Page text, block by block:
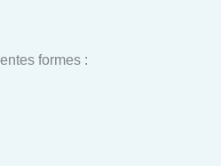
formes :